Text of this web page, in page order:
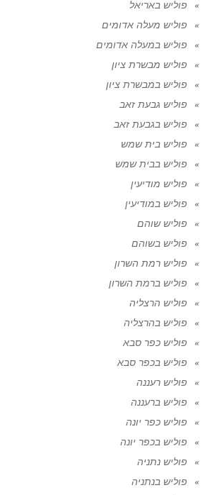
פוליש באריאל
פוליש מעלה אדומים
פוליש במעלה אדומים
פוליש מבשרת ציון
פוליש במבשרת ציון
פוליש גבעת זאב
פוליש בגבעת זאב
פוליש בית שמש
פוליש בבית שמש
פוליש מודיעין
פוליש במודיעין
פוליש שוהם
פוליש בשוהם
פוליש רמת השרון
פוליש ברמת השרון
פוליש הרצליה
פוליש בהרצליה
פוליש כפר סבא
פוליש בכפר סבא
פוליש רעננה
פוליש ברעננה
פוליש כפר יונה
פוליש בכפר יונה
פוליש נתניה
פוליש בנתניה